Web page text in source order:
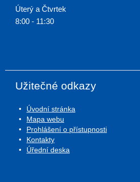
Úterý a Čtvrtek
8:00 - 11:30
Užitečné odkazy
Úvodní stránka
Mapa webu
Prohlášení o přístupnosti
Kontakty
Úřední deska